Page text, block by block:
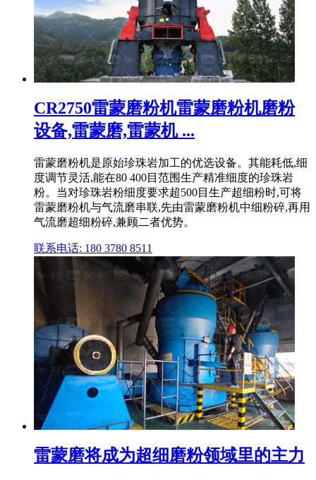
CR2750雷蒙磨粉机雷蒙磨粉机磨粉
设备,雷蒙磨,雷蒙机 ...
雷蒙磨粉机是原始珍珠岩加工的优选设备。其能耗低,细
度调节灵活,能在80 400目范围生产精准细度的珍珠岩
粉。当对珍珠岩粉细度要求超500目生产超细粉时,可将
雷蒙磨粉机与气流磨串联,先由雷蒙磨粉机中细粉碎,再用
气流磨超细粉碎,兼顾二者优势。
联系电话: 180 3780 8511
雷蒙磨将成为超细磨粉领域里的主力